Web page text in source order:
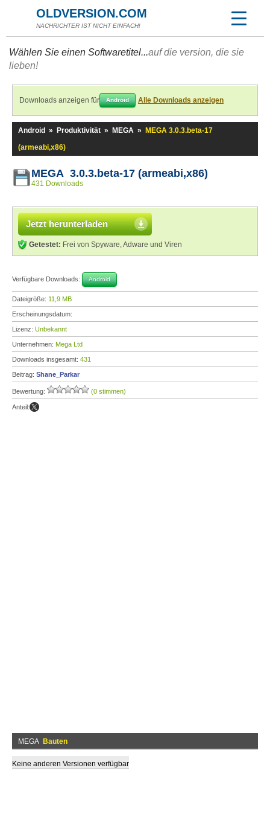
OLDVERSION.COM
NACHRICHTER IST NICHT EINFACH!
Wählen Sie einen Softwaretitel...auf die version, die sie
lieben!
Downloads anzeigen für Android Alle Downloads anzeigen
Android » Produktivität » MEGA »
MEGA 3.0.3.beta-17
(armeabi,x86)
MEGA 3.0.3.beta-17 (armeabi,x86)
431 Downloads
Jetzt herunterladen
Getestet: Frei von Spyware, Adware und Viren
Verfügbare Downloads: Android
Dateigröße: 11,9 MB
Erscheinungsdatum:
Lizenz: Unbekannt
Unternehmen: Mega Ltd
Downloads insgesamt: 431
Beitrag: Shane_Parkar
Bewertung: (0 stimmen)
Anteil:
MEGA Bauten
Keine anderen Versionen verfügbar